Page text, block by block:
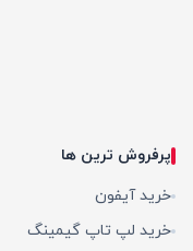
پرفروش ترین ها
خرید آیفون
خرید لپ تاپ گیمینگ